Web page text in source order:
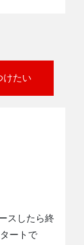
けたい
スしたら終
ートで